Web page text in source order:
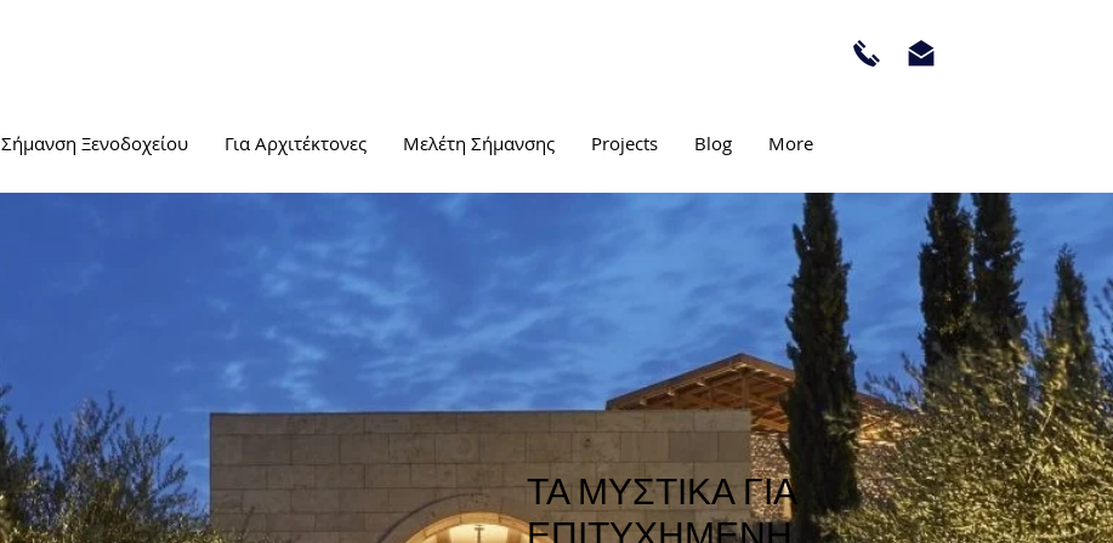
Σήμανση Ξενοδοχείου Για Αρχιτέκτονες Μελέτη Σήμανσης Projects Blog More
ΤΑ ΜΥΣΤΙΚΑ ΓΙΑ